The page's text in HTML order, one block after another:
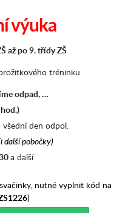
výuka
až po 9. třídy ZŠ
tréninku
odpad, …
všední den odpol.
další pobočky)
a další
nutné vyplnit kód na
)